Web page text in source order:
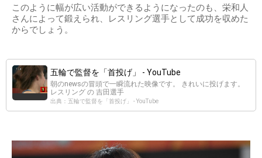
このように幅が広い活動ができるようになったのも、栄和人
さんによって鍛えられ、レスリング選手として成功を収めた
からでしょう。
五輪で監督を「首投げ」 - YouTube
朝のnewsの冒頭で一瞬流れた映像です。 きれいに投げます。
レスリング の 吉田選手
出典：五輪で監督を「首投げ」 - YouTube